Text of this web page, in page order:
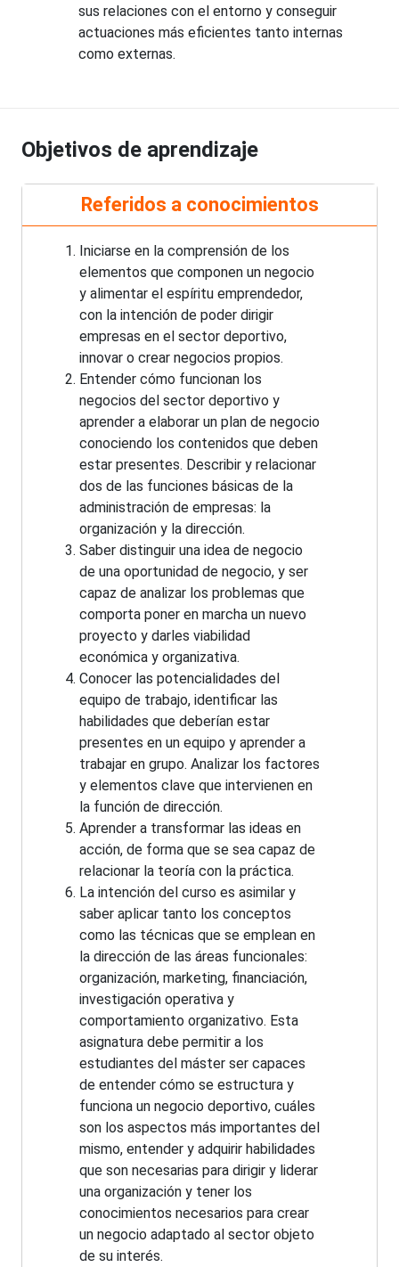
sus relaciones con el entorno y conseguir
actuaciones más eficientes tanto internas
como externas.
Objetivos de aprendizaje
Referidos a conocimientos
Iniciarse en la comprensión de los
elementos que componen un negocio
y alimentar el espíritu emprendedor,
con la intención de poder dirigir
empresas en el sector deportivo,
innovar o crear negocios propios.
Entender cómo funcionan los
negocios del sector deportivo y
aprender a elaborar un plan de negocio
conociendo los contenidos que deben
estar presentes. Describir y relacionar
dos de las funciones básicas de la
administración de empresas: la
organización y la dirección.
Saber distinguir una idea de negocio
de una oportunidad de negocio, y ser
capaz de analizar los problemas que
comporta poner en marcha un nuevo
proyecto y darles viabilidad
económica y organizativa.
Conocer las potencialidades del
equipo de trabajo, identificar las
habilidades que deberían estar
presentes en un equipo y aprender a
trabajar en grupo. Analizar los factores
y elementos clave que intervienen en
la función de dirección.
Aprender a transformar las ideas en
acción, de forma que se sea capaz de
relacionar la teoría con la práctica.
La intención del curso es asimilar y
saber aplicar tanto los conceptos
como las técnicas que se emplean en
la dirección de las áreas funcionales:
organización, marketing, financiación,
investigación operativa y
comportamiento organizativo. Esta
asignatura debe permitir a los
estudiantes del máster ser capaces
de entender cómo se estructura y
funciona un negocio deportivo, cuáles
son los aspectos más importantes del
mismo, entender y adquirir habilidades
que son necesarias para dirigir y liderar
una organización y tener los
conocimientos necesarios para crear
un negocio adaptado al sector objeto
de su interés.